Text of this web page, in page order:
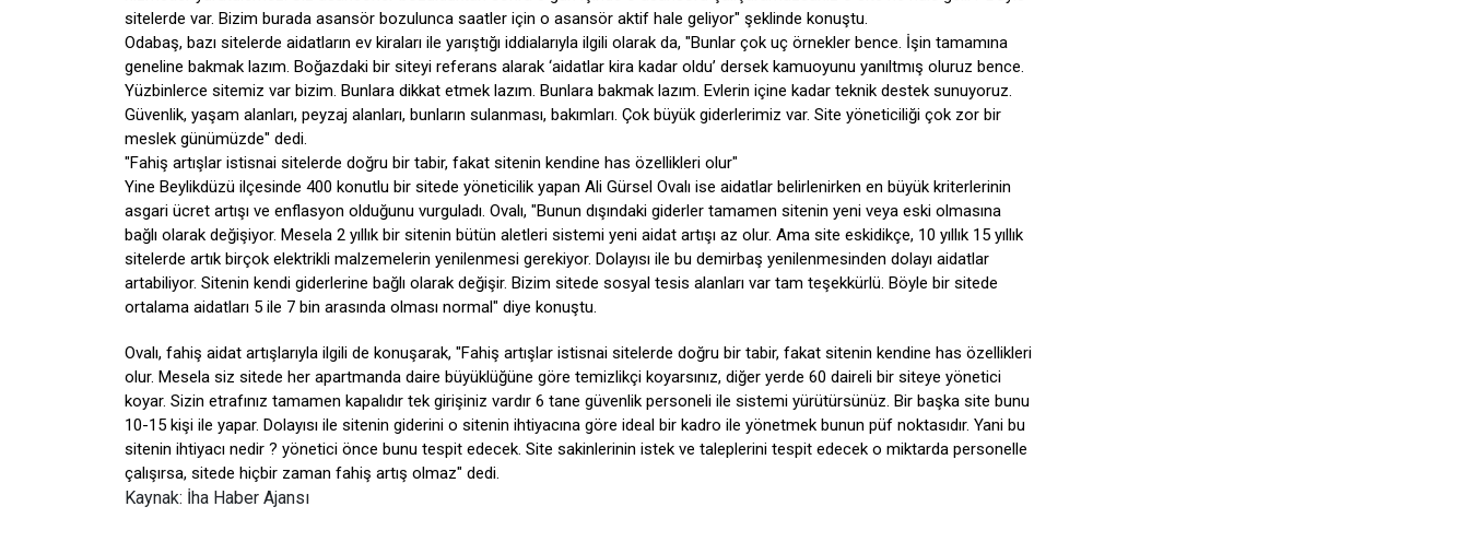
sitelerde var. Bizim burada asansör bozulunca saatler için o asansör aktif hale geliyor" şeklinde konuştu.
Odabaş, bazı sitelerde aidatların ev kiraları ile yarıştığı iddialarıyla ilgili olarak da, "Bunlar çok uç örnekler bence. İşin tamamına
geneline bakmak lazım. Boğazdaki bir siteyi referans alarak ‘aidatlar kira kadar oldu’ dersek kamuoyunu yanıltmış oluruz bence.
Yüzbinlerce sitemiz var bizim. Bunlara dikkat etmek lazım. Bunlara bakmak lazım. Evlerin içine kadar teknik destek sunuyoruz.
Güvenlik, yaşam alanları, peyzaj alanları, bunların sulanması, bakımları. Çok büyük giderlerimiz var. Site yöneticiliği çok zor bir
meslek günümüzde" dedi.
"Fahiş artışlar istisnai sitelerde doğru bir tabir, fakat sitenin kendine has özellikleri olur"
Yine Beylikdüzü ilçesinde 400 konutlu bir sitede yöneticilik yapan Ali Gürsel Ovalı ise aidatlar belirlenirken en büyük kriterlerinin
asgari ücret artışı ve enflasyon olduğunu vurguladı. Ovalı, "Bunun dışındaki giderler tamamen sitenin yeni veya eski olmasına
bağlı olarak değişiyor. Mesela 2 yıllık bir sitenin bütün aletleri sistemi yeni aidat artışı az olur. Ama site eskidikçe, 10 yıllık 15 yıllık
sitelerde artık birçok elektrikli malzemelerin yenilenmesi gerekiyor. Dolayısı ile bu demirbaş yenilenmesinden dolayı aidatlar
artabiliyor. Sitenin kendi giderlerine bağlı olarak değişir. Bizim sitede sosyal tesis alanları var tam teşekkürlü. Böyle bir sitede
ortalama aidatları 5 ile 7 bin arasında olması normal" diye konuştu.
Ovalı, fahiş aidat artışlarıyla ilgili de konuşarak, "Fahiş artışlar istisnai sitelerde doğru bir tabir, fakat sitenin kendine has özellikleri
olur. Mesela siz sitede her apartmanda daire büyüklüğüne göre temizlikçi koyarsınız, diğer yerde 60 daireli bir siteye yönetici
koyar. Sizin etrafınız tamamen kapalıdır tek girişiniz vardır 6 tane güvenlik personeli ile sistemi yürütürsünüz. Bir başka site bunu
10-15 kişi ile yapar. Dolayısı ile sitenin giderini o sitenin ihtiyacına göre ideal bir kadro ile yönetmek bunun püf noktasıdır. Yani bu
sitenin ihtiyacı nedir ? yönetici önce bunu tespit edecek. Site sakinlerinin istek ve taleplerini tespit edecek o miktarda personelle
çalışırsa, sitede hiçbir zaman fahiş artış olmaz" dedi.
Kaynak: İha Haber Ajansı